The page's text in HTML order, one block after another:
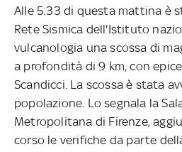
Alle 5:33 di questa mattina è
Rete Sismica dell'Istituto
vulcanologia una scossa di
a profondità di 9 km, con
Scandicci. La scossa è stata
popolazione. Lo segnala la
Metropolitana di Firenze,
corso le verifiche da parte